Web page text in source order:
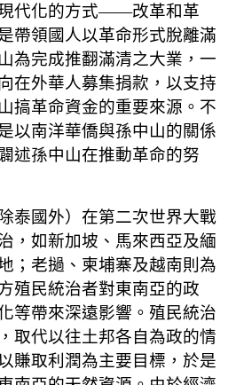
代化的方式——改革和革
帶領國人以革命形式脫離滿
為完成推翻滿清之大業，一
在外華人募集捐款，以支持
搞革命資金的重要來源。不
以南洋華僑與孫中山的關係
述孫中山在推動革命的努
泰國外）在第二次世界大戰
，如新加坡、馬來西亞及緬
；老撾、柬埔寨及越南則為
殖民統治者對東南亞的政
等帶來深遠影響。殖民統治
取代以往土邦各自為政的情
賺取利潤為主要目標，於是